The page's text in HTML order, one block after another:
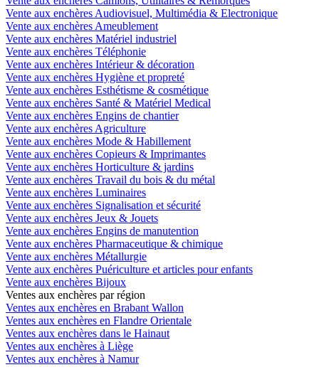
Vente aux enchères Audiovisuel, Multimédia & Electronique
Vente aux enchères Ameublement
Vente aux enchères Matériel industriel
Vente aux enchères Téléphonie
Vente aux enchères Intérieur & décoration
Vente aux enchères Hygiène et propreté
Vente aux enchères Esthétisme & cosmétique
Vente aux enchères Santé & Matériel Medical
Vente aux enchères Engins de chantier
Vente aux enchères Agriculture
Vente aux enchères Mode & Habillement
Vente aux enchères Copieurs & Imprimantes
Vente aux enchères Horticulture & jardins
Vente aux enchères Travail du bois & du métal
Vente aux enchères Luminaires
Vente aux enchères Signalisation et sécurité
Vente aux enchères Jeux & Jouets
Vente aux enchères Engins de manutention
Vente aux enchères Pharmaceutique & chimique
Vente aux enchères Métallurgie
Vente aux enchères Puériculture et articles pour enfants
Vente aux enchères Bijoux
Ventes aux enchères par région
Ventes aux enchères en Brabant Wallon
Ventes aux enchères en Flandre Orientale
Ventes aux enchères dans le Hainaut
Ventes aux enchères à Liège
Ventes aux enchères à Namur